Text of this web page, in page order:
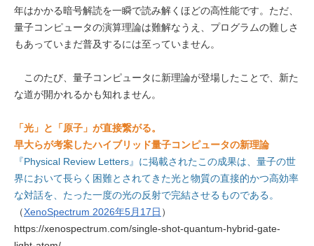
年はかかる暗号解読を一瞬で読み解くほどの高性能です。ただ、
量子コンピュータの演算理論は難解なうえ、プログラムの難しさ
もあっていまだ普及するには至っていません。
このたび、量子コンピュータに新理論が登場したことで、新た
な道が開かれるかも知れません。
「光」と「原子」が直接繋がる。
早大らが考案したハイブリッド量子コンピュータの新理論
『Physical Review Letters』に掲載されたこの成果は、量子の世
界において長らく困難とされてきた光と物質の直接的かつ高効率
な対話を、たった一度の光の反射で完結させるものである。
（XenoSpectrum 2026年5月17日 ）
https://xenospectrum.com/single-shot-quantum-hybrid-gate-